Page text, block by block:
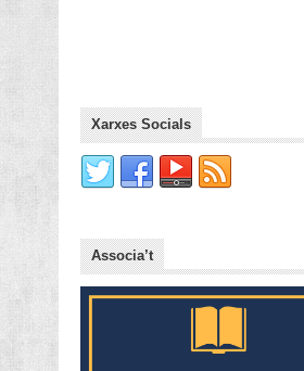
Xarxes Socials
Associa’t